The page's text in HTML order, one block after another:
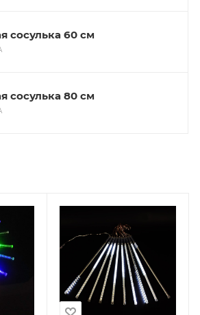
сосулька 60 см
сосулька 80 см